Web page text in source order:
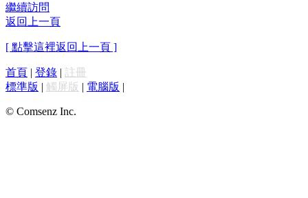
繼續訪問
返回上一頁
[ 點擊這裡返回上一頁 ]
首頁 | 登錄 | 註冊
標準版 | 觸屏版 | 電腦版 |
© Comsenz Inc.